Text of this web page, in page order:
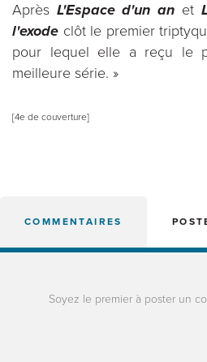
Après L'Espace d'un an et
l'exode clôt le premier
pour lequel elle a reçu le
meilleure série. »
[4e de couverture]
COMMENTAIRES
Soyez le premier à poster un